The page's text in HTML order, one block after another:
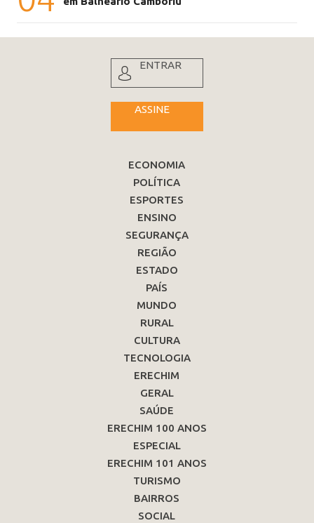
ENTRAR
ASSINE
ECONOMIA
POLÍTICA
ESPORTES
ENSINO
SEGURANÇA
REGIÃO
ESTADO
PAÍS
MUNDO
RURAL
CULTURA
TECNOLOGIA
ERECHIM
GERAL
SAÚDE
ERECHIM 100 ANOS
ESPECIAL
ERECHIM 101 ANOS
TURISMO
BAIRROS
SOCIAL